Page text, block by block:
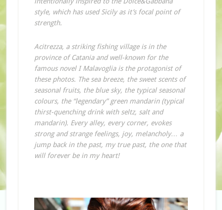
style, which has used Sicily as it’s focal point of
strength.
Acitrezza, a striking fishing village is in the
province of Catania and well-known for the
famous novel I Malavoglia is the protagonist of
these photos. The sea breeze, the sweet scents of
seasonal fruits, the blue sky, the typical seasonal
colours, the “legendary” green mandarin (typical
thirst-quenching drink with seltz, salt and
mandarin). Every alley, every corner, evokes
strong and strange feelings, joy, melancholy… a
jump back in the past, my true past, the one that
will forever be in my heart!